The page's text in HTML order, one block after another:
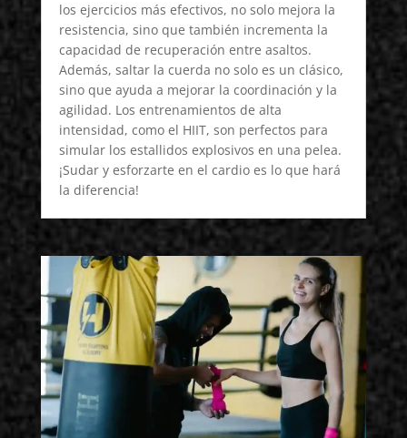
los ejercicios más efectivos, no solo mejora la
resistencia, sino que también incrementa la
capacidad de recuperación entre asaltos.
Además, saltar la cuerda no solo es un clásico,
sino que ayuda a mejorar la coordinación y la
agilidad. Los entrenamientos de alta
intensidad, como el HIIT, son perfectos para
simular los estallidos explosivos en una pelea.
¡Sudar y esforzarte en el cardio es lo que hará
la diferencia!